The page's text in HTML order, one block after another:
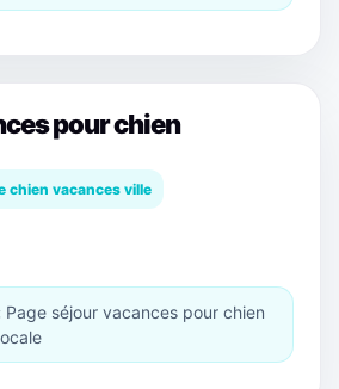
pour chien
chien vacances ville
Page séjour vacances pour chien